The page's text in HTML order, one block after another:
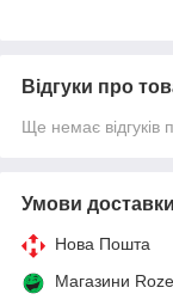
Відгуки про
Ще немає відгуків
Умови доставки
Нова Пошта
Магазини